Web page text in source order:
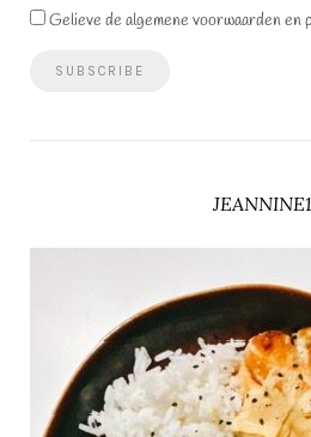
Gelieve de algemene voorwaarden en